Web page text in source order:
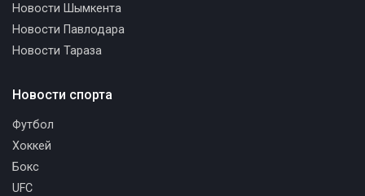
Новости Шымкента
Новости Павлодара
Новости Тараза
Новости спорта
Футбол
Хоккей
Бокс
UFC